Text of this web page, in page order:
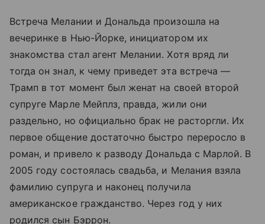
Встреча Мелании и Дональда произошла на
вечеринке в Нью-Йорке, инициатором их
знакомства стал агент Мелании. Хотя вряд ли
тогда он знал, к чему приведет эта встреча —
Трамп в тот момент был женат на своей второй
супруге Марле Мейплз, правда, жили они
раздельно, но официально брак не расторгли. Их
первое общение достаточно быстро переросло в
роман, и привело к разводу Дональда с Марлой. В
2005 году состоялась свадьба, и Мелания взяла
фамилию супруга и наконец получила
американское гражданство. Через год у них
родился сын Бэррон.